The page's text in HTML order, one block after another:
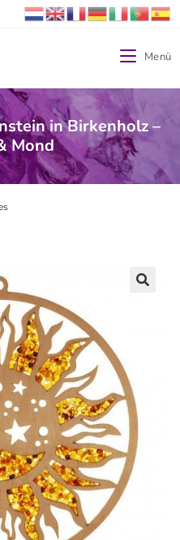
Menü
in Birkenholz –
Mond